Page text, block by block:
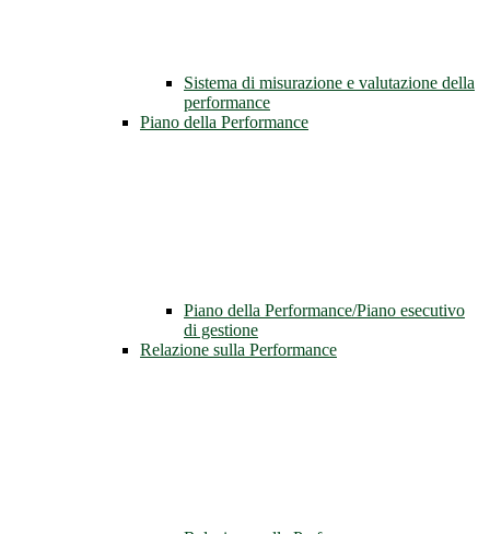
Sistema di misurazione e valutazione della
performance
Piano della Performance
Piano della Performance/Piano esecutivo
di gestione
Relazione sulla Performance